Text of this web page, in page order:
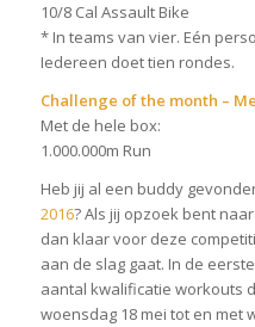
10/8 Cal Assault Bike
* In teams van vier. Eén
Iedereen doet tien rondes.
Challenge of the month –
Met de hele box:
1.000.000m Run
Heb jij al een buddy
2016? Als jij opzoek bent
dan klaar voor deze
aan de slag gaat. In de
aantal kwalificatie workouts
woensdag 18 mei tot en met